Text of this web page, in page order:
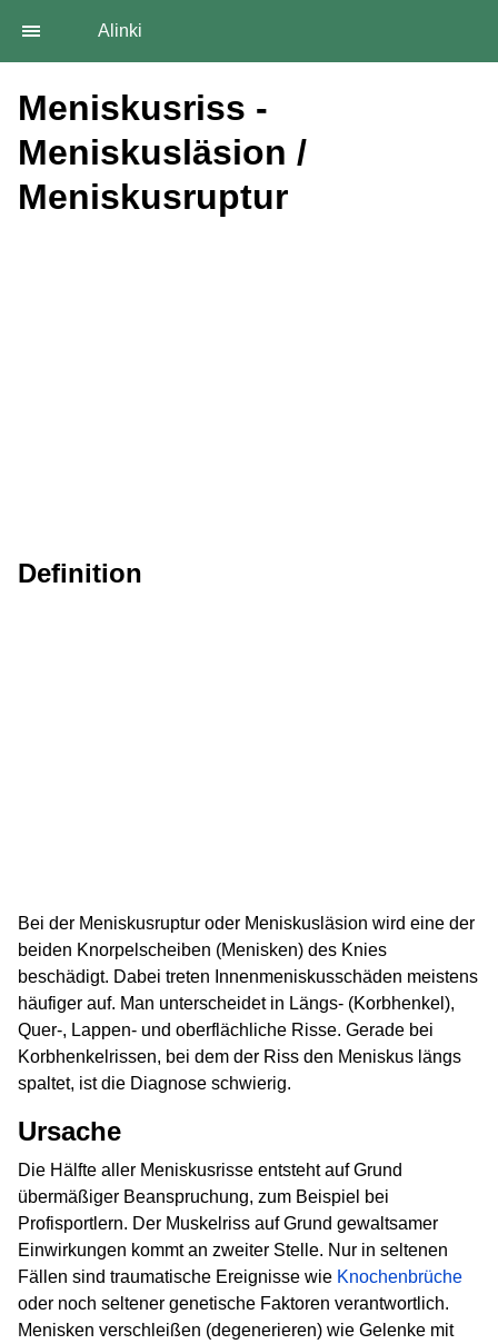
Alinki
Meniskusriss -
Meniskusläsion /
Meniskusruptur
Definition
Bei der Meniskusruptur oder Meniskusläsion wird eine der
beiden Knorpelscheiben (Menisken) des Knies
beschädigt. Dabei treten Innenmeniskusschäden meistens
häufiger auf. Man unterscheidet in Längs- (Korbhenkel),
Quer-, Lappen- und oberflächliche Risse. Gerade bei
Korbhenkelrissen, bei dem der Riss den Meniskus längs
spaltet, ist die Diagnose schwierig.
Ursache
Die Hälfte aller Meniskusrisse entsteht auf Grund
übermäßiger Beanspruchung, zum Beispiel bei
Profisportlern. Der Muskelriss auf Grund gewaltsamer
Einwirkungen kommt an zweiter Stelle. Nur in seltenen
Fällen sind traumatische Ereignisse wie Knochenbrüche
oder noch seltener genetische Faktoren verantwortlich.
Menisken verschleißen (degenerieren) wie Gelenke mit